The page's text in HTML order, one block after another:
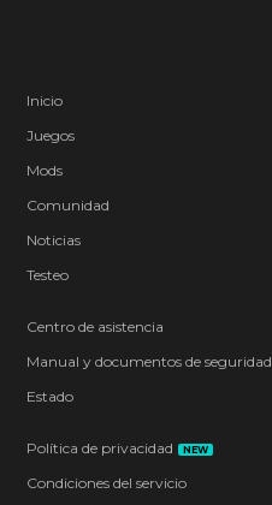
Inicio
Juegos
Mods
Comunidad
Noticias
Testeo
Centro de asistencia
Manual y documentos de seguridad
Estado
Política de privacidad NEW
Condiciones del servicio